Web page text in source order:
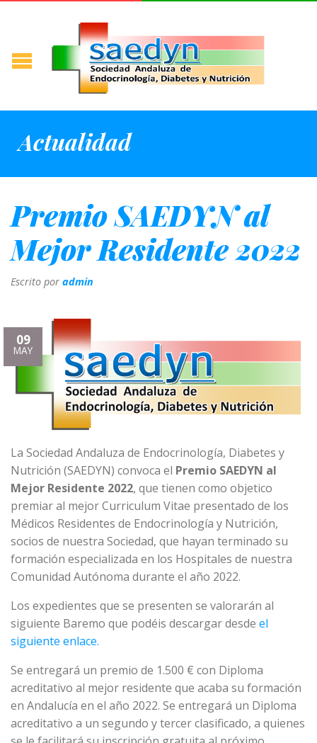
Actualidad
Premio SAEDYN al
Mejor Residente 2022
Escrito por admin
09
MAY
La Sociedad Andaluza de Endocrinología, Diabetes y
Nutrición (SAEDYN) convoca el Premio SAEDYN al
Mejor Residente 2022, que tienen como objetico
premiar al mejor Curriculum Vitae presentado de los
Médicos Residentes de Endocrinología y Nutrición,
socios de nuestra Sociedad, que hayan terminado su
formación especializada en los Hospitales de nuestra
Comunidad Autónoma durante el año 2022.
Los expedientes que se presenten se valorarán al
siguiente Baremo que podéis descargar desde el
siguiente enlace.
Se entregará un premio de 1.500 € con Diploma
acreditativo al mejor residente que acaba su formación
en Andalucía en el año 2022. Se entregará un Diploma
acreditativo a un segundo y tercer clasificado, a quienes